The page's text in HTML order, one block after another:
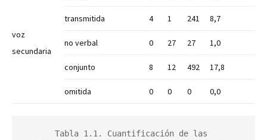
voz
secundaria
transmitida 4 1 241 8,7
no verbal 0 27 27 1,0
conjunto 8 12 492 17,8
omitida 0 0 0 0,0
Tabla 1.1. Cuantificación de las